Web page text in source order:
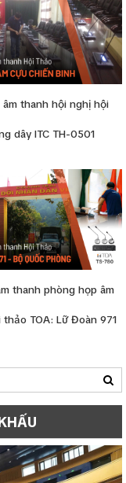
thanh hội nghị hội
dây ITC TH-0501
thanh phòng họp âm
TOA: Lữ Đoàn 971